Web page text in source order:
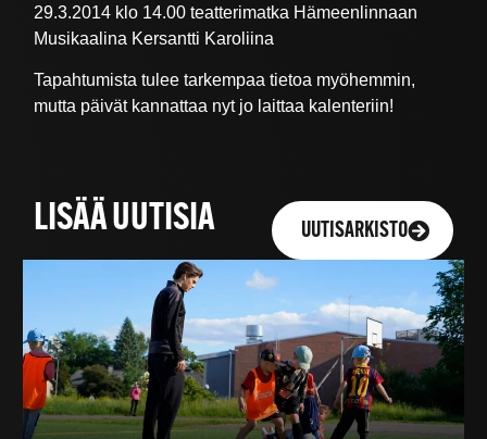
29.3.2014 klo 14.00 teatterimatka Hämeenlinnaan
Musikaalina Kersantti Karoliina
Tapahtumista tulee tarkempaa tietoa myöhemmin,
mutta päivät kannattaa nyt jo laittaa kalenteriin!
LISÄÄ UUTISIA UUTISARKISTO